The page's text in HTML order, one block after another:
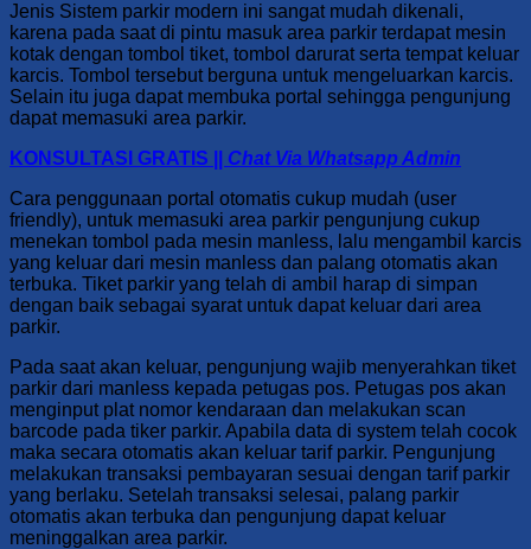
Jenis Sistem parkir modern ini sangat mudah dikenali,
karena pada saat di pintu masuk area parkir terdapat mesin
kotak dengan tombol tiket, tombol darurat serta tempat keluar
karcis. Tombol tersebut berguna untuk mengeluarkan karcis.
Selain itu juga dapat membuka portal sehingga pengunjung
dapat memasuki area parkir.
KONSULTASI GRATIS || Chat Via Whatsapp Admin
Cara penggunaan portal otomatis cukup mudah (user
friendly), untuk memasuki area parkir pengunjung cukup
menekan tombol pada mesin manless, lalu mengambil karcis
yang keluar dari mesin manless dan palang otomatis akan
terbuka. Tiket parkir yang telah di ambil harap di simpan
dengan baik sebagai syarat untuk dapat keluar dari area
parkir.
Pada saat akan keluar, pengunjung wajib menyerahkan tiket
parkir dari manless kepada petugas pos. Petugas pos akan
menginput plat nomor kendaraan dan melakukan scan
barcode pada tiker parkir. Apabila data di system telah cocok
maka secara otomatis akan keluar tarif parkir. Pengunjung
melakukan transaksi pembayaran sesuai dengan tarif parkir
yang berlaku. Setelah transaksi selesai, palang parkir
otomatis akan terbuka dan pengunjung dapat keluar
meninggalkan area parkir.